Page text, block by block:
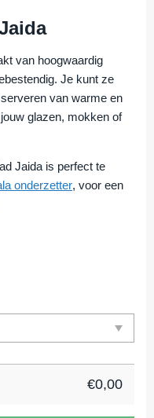
van hoogwaardig
Je kunt ze
van warme en
glazen, mokken of
Jaida is perfect te
onderzetter, voor een
€0,00